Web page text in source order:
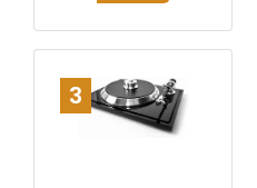
3